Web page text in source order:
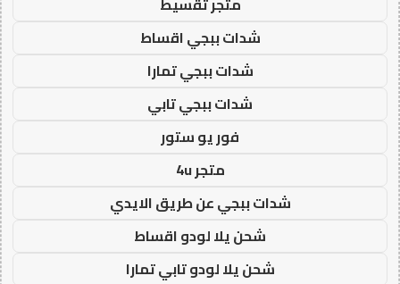
شدات ببجي اقساط
شدات ببجي تمارا
شدات ببجي تابي
فور يو ستور
متجر 4u
شدات ببجي عن طريق الايدي
شحن يلا لودو اقساط
شحن يلا لودو تابي تمارا